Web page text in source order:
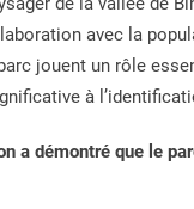
avec la
jouent un rôle
à
a démontré que le